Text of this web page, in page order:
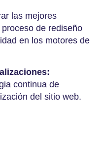
las mejores
de rediseño
en los motores de
continua de
del sitio web.